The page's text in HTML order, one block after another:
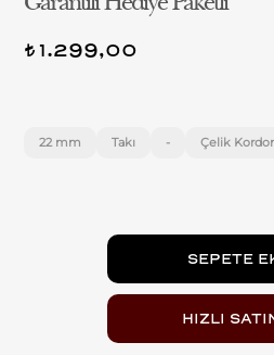
t1.299,00
22 mm Takı - Çelik